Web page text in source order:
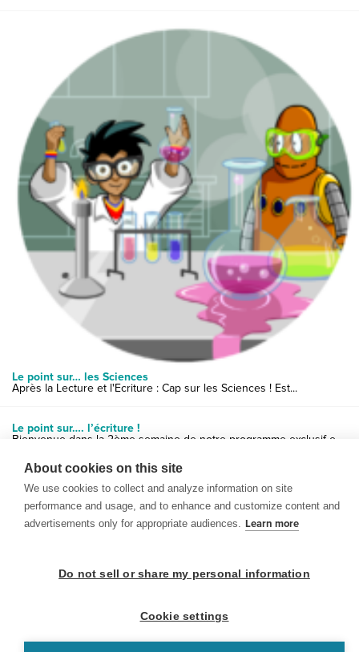
Le point sur… les Sciences
Après la Lecture et l'Ecriture : Cap sur les Sciences ! Est...
Le point sur…. l’écriture !
Bienvenue dans la 2ème semaine de notre programme exclusif e...
enseignants is proudly powered byWordPress. Built bySlipFire Web Development
About cookies on this site
We use cookies to collect and analyze information on site
performance and usage, and to enhance and customize content and
advertisements only for appropriate audiences. Learn more
Do not sell or share my personal information
Cookie settings